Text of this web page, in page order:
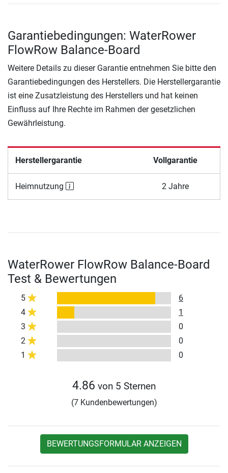
Garantiebedingungen: WaterRower
FlowRow Balance-Board
Weitere Details zu dieser Garantie entnehmen Sie bitte den
Garantiebedingungen des Herstellers. Die Herstellergarantie
ist eine Zusatzleistung des Herstellers und hat keinen
Einfluss auf Ihre Rechte im Rahmen der gesetzlichen
Gewährleistung.
Herstellergarantie Vollgarantie
Heimnutzung 2 Jahre
WaterRower FlowRow Balance-Board
Test & Bewertungen
5
6
4
1
3
0
2
0
1
0
4.86 von 5 Sternen
(7 Kundenbewertungen)
BEWERTUNGSFORMULAR ANZEIGEN